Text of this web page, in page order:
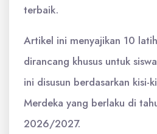
terbaik.
Artikel ini menyajikan 10
dirancang khusus untuk
ini disusun berdasarkan kisi-
Merdeka yang berlaku di
2026/2027.